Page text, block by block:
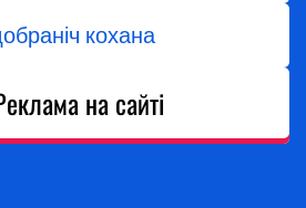
кохана
на сайті